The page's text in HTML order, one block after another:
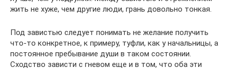
жить не хуже, чем другие люди, грань довольно тонкая.
Под завистью следует понимать не желание получить
что-то конкретное, к примеру, туфли, как у начальницы, а
постоянное пребывание души в таком состоянии.
Сходство зависти с гневом еще и в том, что оба эти